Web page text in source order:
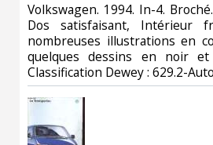
‎Volkswagen. 1994. In-4.
Dos satisfaisant, Intérieur
nombreuses illustrations en
quelques dessins en noir
Classification Dewey : 629.2-